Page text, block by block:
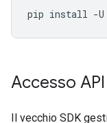
pip install -U
Accesso API
Il vecchio SDK